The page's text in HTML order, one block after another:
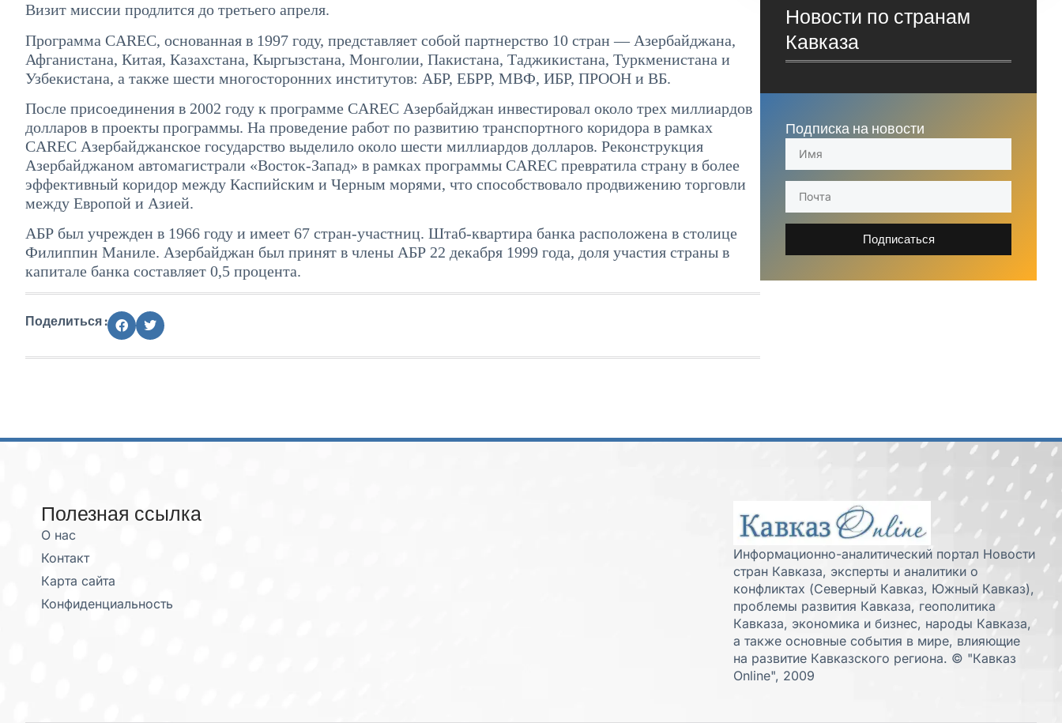
Визит миссии продлится до третьего апреля.
Программа CAREC, основанная в 1997 году, представляет собой партнерство 10 стран — Азербайджана,
Афганистана, Китая, Казахстана, Кыргызстана, Монголии, Пакистана, Таджикистана, Туркменистана и
Узбекистана, а также шести многосторонних институтов: АБР, ЕБРР, МВФ, ИБР, ПРООН и ВБ.
После присоединения в 2002 году к программе CAREC Азербайджан инвестировал около трех миллиардов
долларов в проекты программы. На проведение работ по развитию транспортного коридора в рамках
CAREC Азербайджанское государство выделило около шести миллиардов долларов. Реконструкция
Азербайджаном автомагистрали «Восток-Запад» в рамках программы CAREC превратила страну в более
эффективный коридор между Каспийским и Черным морями, что способствовало продвижению торговли
между Европой и Азией.
АБР был учрежден в 1966 году и имеет 67 стран-участниц. Штаб-квартира банка расположена в столице
Филиппин Маниле. Азербайджан был принят в члены АБР 22 декабря 1999 года, доля участия страны в
капитале банка составляет 0,5 процента.
Поделиться :
Новости по странам
Кавказа
Подписка на новости
Подписаться
Полезная ссылка
О нас
Контакт
Карта сайта
Конфиденциальность
Информационно-аналитический портал Новости
стран Кавказа, эксперты и аналитики о
конфликтах (Северный Кавказ, Южный Кавказ),
проблемы развития Кавказа, геополитика
Кавказа, экономика и бизнес, народы Кавказа,
а также основные события в мире, влияющие
на развитие Кавказского региона. © "Кавказ
Online", 2009